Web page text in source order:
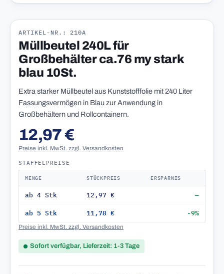
ARTIKEL-NR.: 210A
Müllbeutel 240L für
Großbehälter ca.76 my stark
blau 10St.
Extra starker Müllbeutel aus Kunststofffolie mit 240 Liter
Fassungsvermögen in Blau zur Anwendung in
Großbehältern und Rollcontainern.
12,97 €
Preise inkl. MwSt. zzgl. Versandkosten
STAFFELPREISE
MENGE STÜCKPREIS ERSPARNIS
ab 4 Stk 12,97 € —
ab 5 Stk 11,78 € -9%
Preise inkl. MwSt. zzgl. Versandkosten
Sofort verfügbar, Lieferzeit: 1-3 Tage